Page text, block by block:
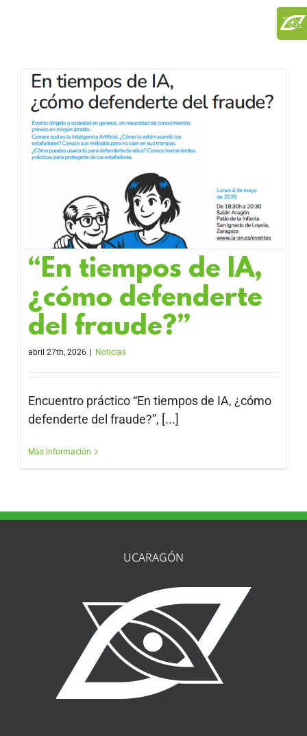
“En tiempos de IA,
¿cómo defenderte
del fraude?”
abril 27th, 2026 | Noticias
Encuentro práctico “En tiempos de IA, ¿cómo
defenderte del fraude?”, [...]
Más información
UCARAGÓN